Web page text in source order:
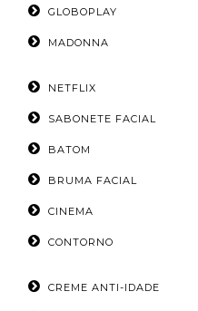
GLOBOPLAY
MADONNA
NETFLIX
SABONETE FACIAL
BATOM
BRUMA FACIAL
CINEMA
CONTORNO
CREME ANTI-IDADE